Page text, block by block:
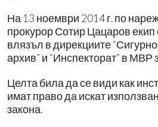
На 13 ноември 2014 г. по
прокурор Сотир Цацаров екип
влязъл в дирекциите
архив” и “Инспекторат” в МВР
Целта била да се види как
имат право да искат
закона.